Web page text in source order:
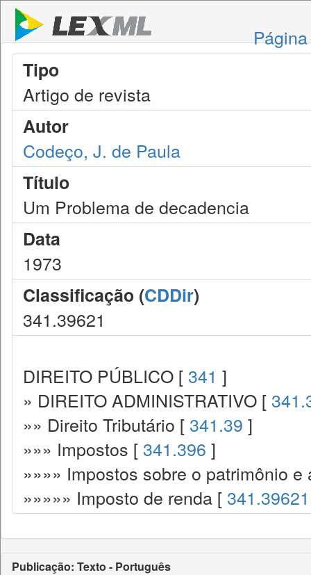
Tipo
Artigo de revista
Autor
Codeço, J. de Paula
Título
Um Problema de decadencia
Data
1973
Classificação (CDDir)
341.39621
DIREITO PÚBLICO [ 341 ]
» DIREITO ADMINISTRATIVO [
»» Direito Tributário [ 341.39 ]
»»» Impostos [ 341.396 ]
»»»» Impostos sobre o patrimônio
»»»»» Imposto de renda [ 341.39621
Publicação: Texto - Português